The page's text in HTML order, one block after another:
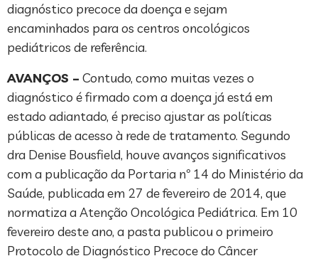
diagnóstico precoce da doença e sejam
encaminhados para os centros oncológicos
pediátricos de referência.
AVANÇOS – Contudo, como muitas vezes o
diagnóstico é firmado com a doença já está em
estado adiantado, é preciso ajustar as políticas
públicas de acesso à rede de tratamento. Segundo
dra Denise Bousfield, houve avanços significativos
com a publicação da Portaria nº 14 do Ministério da
Saúde, publicada em 27 de fevereiro de 2014, que
normatiza a Atenção Oncológica Pediátrica. Em 10
fevereiro deste ano, a pasta publicou o primeiro
Protocolo de Diagnóstico Precoce do Câncer